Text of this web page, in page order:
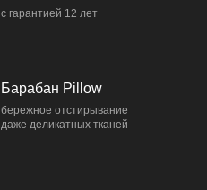
с гарантией 12 лет
Барабан Pillow
бережное отстирывание
даже деликатных тканей